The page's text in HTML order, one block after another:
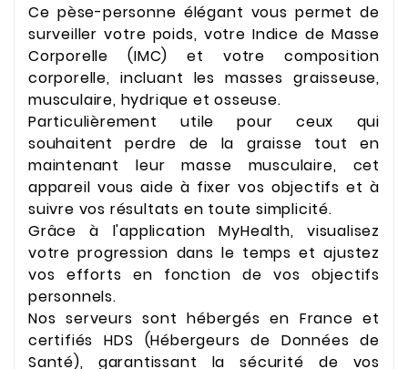
Ce pèse-personne élégant vous permet de
surveiller votre poids, votre Indice de Masse
Corporelle (IMC) et votre composition
corporelle, incluant les masses graisseuse,
musculaire, hydrique et osseuse.
Particulièrement utile pour ceux qui
souhaitent perdre de la graisse tout en
maintenant leur masse musculaire, cet
appareil vous aide à fixer vos objectifs et à
suivre vos résultats en toute simplicité.
Grâce à l'application MyHealth, visualisez
votre progression dans le temps et ajustez
vos efforts en fonction de vos objectifs
personnels.
Nos serveurs sont hébergés en France et
certifiés HDS (Hébergeurs de Données de
Santé), garantissant la sécurité de vos